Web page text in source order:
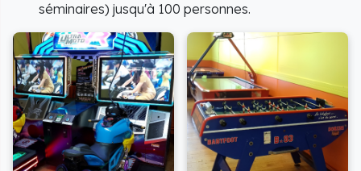
séminaires) jusqu'à 100 personnes.